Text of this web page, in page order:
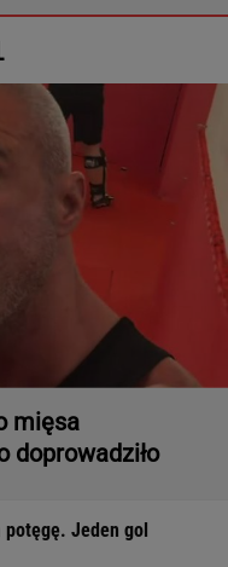
mięsa
doprowadziło
potęgę. Jeden gol